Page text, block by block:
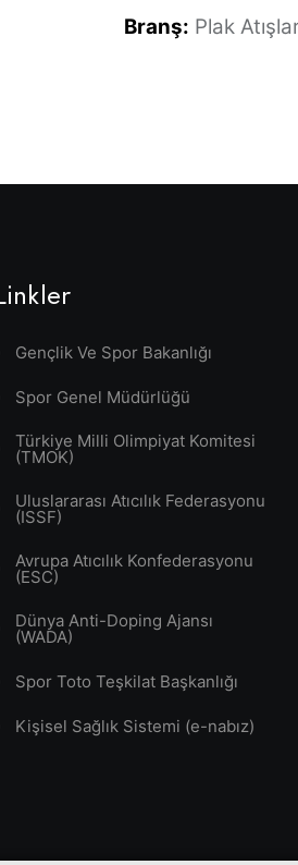
Branş: Plak
Linkler
Gençlik Ve Spor Bakanlığı
Spor Genel Müdürlüğü
Türkiye Milli Olimpiyat Komitesi
(TMOK)
Uluslararası Atıcılık Federasyonu
(ISSF)
Avrupa Atıcılık Konfederasyonu
(ESC)
Dünya Anti-Doping Ajansı
(WADA)
Spor Toto Teşkilat Başkanlığı
Kişisel Sağlık Sistemi (e-nabız)